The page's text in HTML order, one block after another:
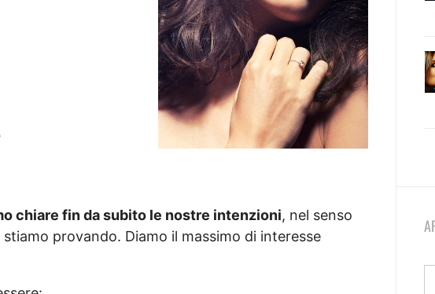
chiare fin da subito le nostre intenzioni, nel senso
provando. Diamo il massimo di interesse